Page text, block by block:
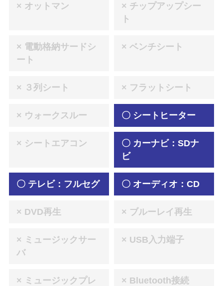
× オットマン
× チップアップシー
ト
× 電動格納サードシ
ート
× ベンチシート
× ３列シート × フラットシート
× ウォークスルー 〇 シートヒーター
× シートエアコン
〇 カーナビ：SDナ
ビ
〇 テレビ：フルセグ 〇 オーディオ：CD
× DVD再生 × ブルーレイ再生
× ミュージックサー
バ
× USB入力端子
× ミュージックプレ
× Bluetooth接続